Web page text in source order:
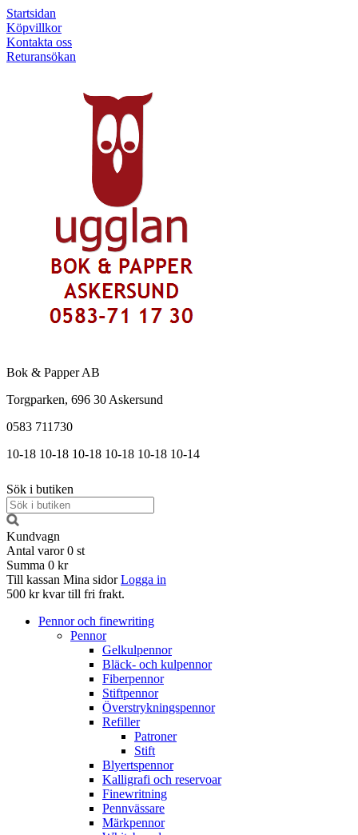
Startsidan
Köpvillkor
Kontakta oss
Returansökan
Bok & Papper AB
Torgparken, 696 30 Askersund
0583 711730
10-18 10-18 10-18 10-18 10-18 10-14
Sök i butiken
Kundvagn
Antal varor 0 st
Summa 0 kr
Till kassan Mina sidor Logga in
500 kr kvar till fri frakt.
Pennor och finewriting
Pennor
Gelkulpennor
Bläck- och kulpennor
Fiberpennor
Stiftpennor
Överstrykningspennor
Refiller
Patroner
Stift
Blyertspennor
Kalligrafi och reservoar
Finewritning
Pennvässare
Märkpennor